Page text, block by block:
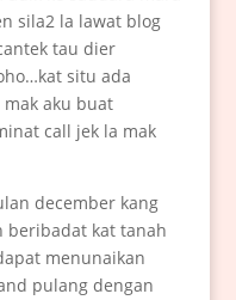
sila2 la lawat blog
tau dier
situ ada
aku buat
call jek la mak
december kang
beribadat kat tanah
menunaikan
pulang dengan